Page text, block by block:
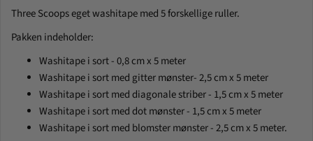
Three Scoops eget washitape med 5 forskellige ruller.
Pakken indeholder:
Washitape i sort - 0,8 cm x 5 meter
Washitape i sort med gitter mønster- 2,5 cm x 5 meter
Washitape i sort med diagonale striber - 1,5 cm x 5 meter
Washitape i sort med dot mønster - 1,5 cm x 5 meter
Washitape i sort med blomster mønster - 2,5 cm x 5 meter.